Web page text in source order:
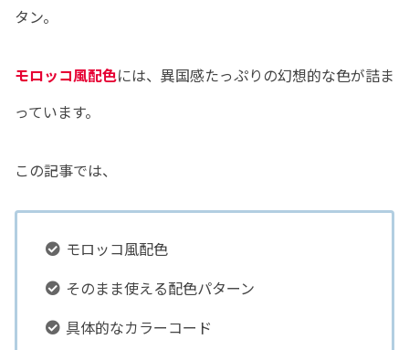
タン。
モロッコ風配色には、異国感たっぷりの幻想的な色が詰ま
っています。
この記事では、
モロッコ風配色
そのまま使える配色パターン
具体的なカラーコード